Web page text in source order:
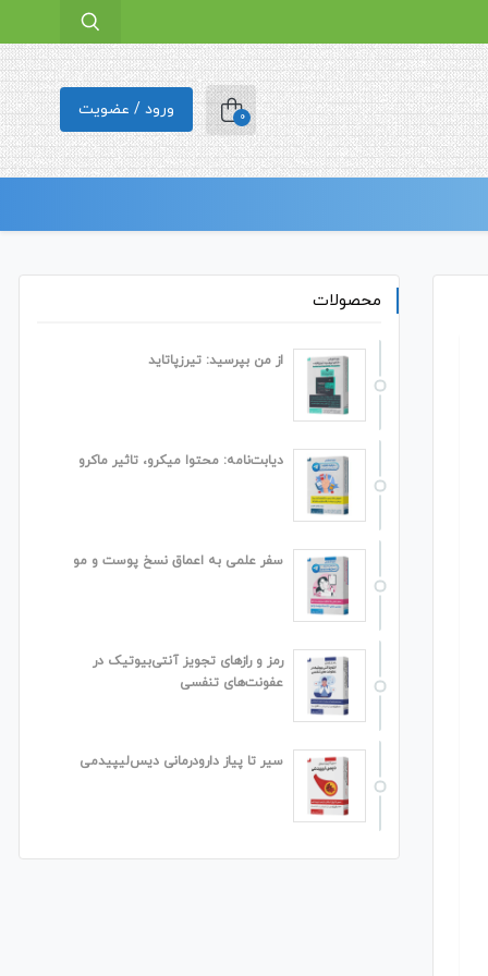
0 ورود / عضویت
محصولات
از من بپرسید: تیرزپاتاید
دیابت‌نامه: محتوا میکرو، تاثیر ماکرو
سفر علمی به اعماق نسخ پوست و مو
رمز و رازهای تجویز آنتی‌بیوتیک در
عفونت‌های تنفسی
سیر تا پیاز دارودرمانی دیس‌لیپیدمی